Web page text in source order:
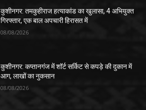
कुशीनगर: तमकुहीराज हत्याकांड का खुलासा, 4 अभियुक्त
गिरफ्तार, एक बाल अपचारी हिरासत में
08/08/2026
कुशीनगर: कप्तानगंज में शॉर्ट सर्किट से कपड़े की दुकान में
आग, लाखों का नुकसान
08/08/2026